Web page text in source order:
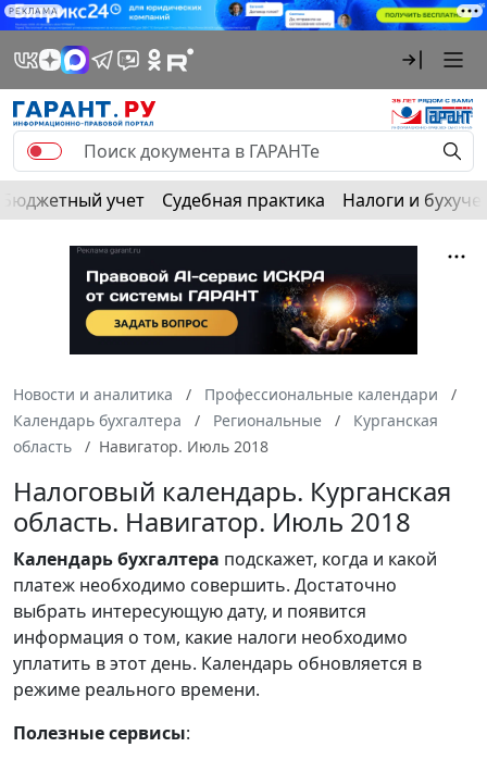
РЕКЛАМА
Бюджетный учет Судебная практика Налоги и
Новости и аналитика
Профессиональные календари
Календарь бухгалтера
Региональные
Курганская
область
Навигатор. Июль 2018
Налоговый календарь. Курганская
область. Навигатор. Июль 2018
Календарьбухгалтера подскажет, когда и какой
платеж необходимо совершить. Достаточно
выбрать интересующую дату, и появится
информация о том, какие налоги необходимо
уплатить в этот день. Календарь обновляется в
режиме реального времени.
Полезные сервисы: